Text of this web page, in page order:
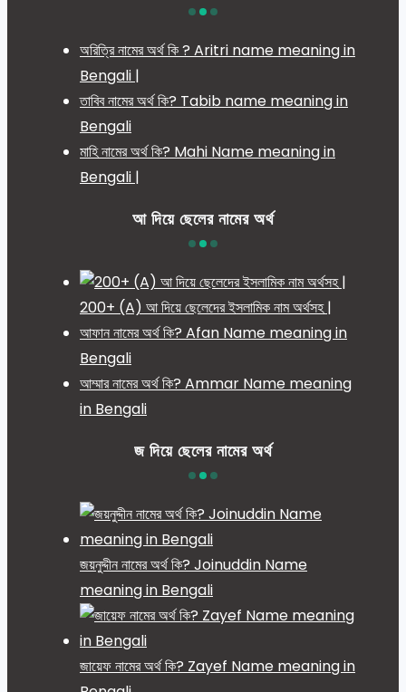
অরিত্রি নামের অর্থ কি ? Aritri name meaning in
Bengali |
তাবিব নামের অর্থ কি? Tabib name meaning in
Bengali
মাহি নামের অর্থ কি? Mahi Name meaning in
Bengali |
আ দিয়ে ছেলের নামের অর্থ
200+ (A) আ দিয়ে ছেলেদের ইসলামিক নাম অর্থসহ |
আফান নামের অর্থ কি? Afan Name meaning in
Bengali
আম্মার নামের অর্থ কি? Ammar Name meaning
in Bengali
জ দিয়ে ছেলের নামের অর্থ
জয়নুদ্দীন নামের অর্থ কি? Joinuddin Name
meaning in Bengali
জায়েফ নামের অর্থ কি? Zayef Name meaning in